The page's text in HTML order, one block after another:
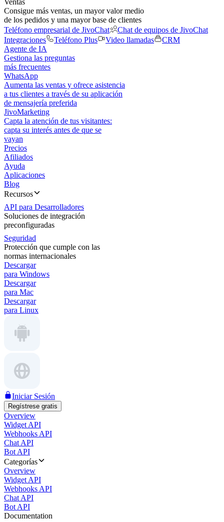
Ventas
Consigue más ventas, un mayor valor medio
de los pedidos y una mayor base de clientes
Teléfono empresarial de JivoChat
Chat de equipos de JivoChat
Integraciones
Teléfono Plus Video llamadas
CRM
Agente de IA
Gestiona las preguntas
más frecuentes
WhatsApp
Aumenta las ventas y ofrece asistencia
a tus clientes a través de su aplicación
de mensajería preferida
JivoMarketing
Capta la atención de tus visitantes:
capta su interés antes de que se
vayan
Precios
Afiliados
Ayuda
Aplicaciones
Blog
Recursos
API para Desarrolladores
Soluciones de integración
preconfiguradas
Seguridad
Protección que cumple con las
normas internacionales
Descargar
para Windows
Descargar
para Mac
Descargar
para Linux
Iniciar Sesión
Regístrese gratis
Overview
Widget API
Webhooks API
Chat API
Bot API
Categorías
Overview
Widget API
Webhooks API
Chat API
Bot API
Documentation